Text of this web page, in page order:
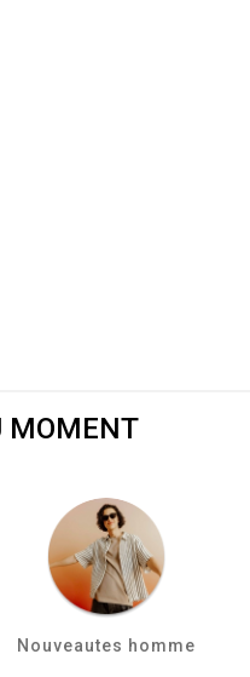
MOMENT
Nouveautes homme